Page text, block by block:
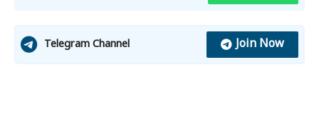
Telegram Channel Join Now